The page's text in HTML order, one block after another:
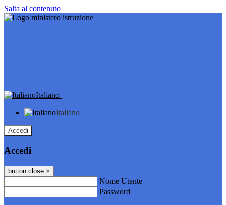
Salta al contenuto
Italiano
Italiano
Accedi
Accedi
button close ×
Nome Utente
Password